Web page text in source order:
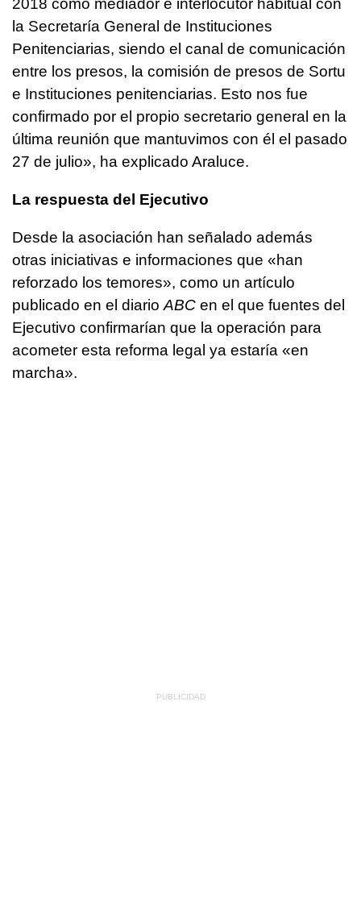
2018 como mediador e interlocutor habitual con
la Secretaría General de Instituciones
Penitenciarias, siendo el canal de comunicación
entre los presos, la comisión de presos de Sortu
e Instituciones penitenciarias. Esto nos fue
confirmado por el propio secretario general en la
última reunión que mantuvimos con él el pasado
27 de julio», ha explicado Araluce.
La respuesta del Ejecutivo
Desde la asociación han señalado además
otras iniciativas e informaciones que «han
reforzado los temores», como un artículo
publicado en el diarioABC en el que fuentes del
Ejecutivo confirmarían que la operación para
acometer esta reforma legal ya estaría «en
marcha».